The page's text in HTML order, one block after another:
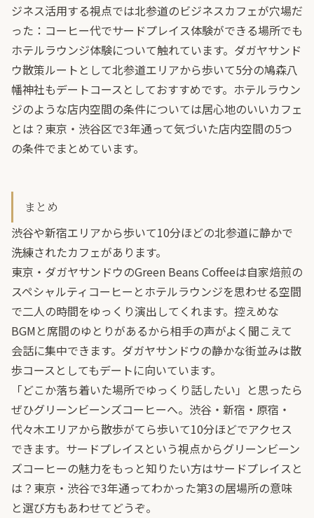
ジネス活用する視点では北参道のビジネスカフェが穴場だ
った：コーヒー代でサードプレイス体験ができる場所でも
ホテルラウンジ体験について触れています。ダガヤサンド
ウ散策ルートとして北参道エリアから歩いて5分の鳩森八
幡神社もデートコースとしておすすめです。ホテルラウン
ジのような店内空間の条件については居心地のいいカフェ
とは？東京・渋谷区で3年通って気づいた店内空間の5つ
の条件でまとめています。
まとめ
渋谷や新宿エリアから歩いて10分ほどの北参道に静かで
洗練されたカフェがあります。
東京・ダガヤサンドウのGreen Beans Coffeeは自家焙煎の
スペシャルティコーヒーとホテルラウンジを思わせる空間
で二人の時間をゆっくり演出してくれます。控えめな
BGMと席間のゆとりがあるから相手の声がよく聞こえて
会話に集中できます。ダガヤサンドウの静かな街並みは散
歩コースとしてもデートに向いています。
「どこか落ち着いた場所でゆっくり話したい」と思ったら
ぜひグリーンビーンズコーヒーへ。渋谷・新宿・原宿・
代々木エリアから散歩がてら歩いて10分ほどでアクセス
できます。サードプレイスという視点からグリーンビーン
ズコーヒーの魅力をもっと知りたい方はサードプレイスと
は？東京・渋谷で3年通ってわかった第3の居場所の意味
と選び方もあわせてどうぞ。